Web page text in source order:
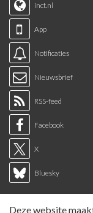
inct.nl
App
Notificaties
Nieuwsbrief
RSS-feed
Facebook
X
Bluesky
Deze website